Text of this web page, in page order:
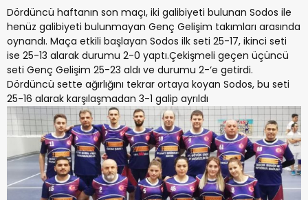
Dördüncü haftanın son maçı, iki galibiyeti bulunan Sodos ile
henüz galibiyeti bulunmayan Genç Gelişim takımları arasında
oynandı. Maça etkili başlayan Sodos ilk seti 25-17, ikinci seti
ise 25-13 alarak durumu 2-0 yaptı.Çekişmeli geçen üçüncü
seti Genç Gelişim 25-23 aldı ve durumu 2-‘e getirdi.
Dördüncü sette ağırlığını tekrar ortaya koyan Sodos, bu seti
25-16 alarak karşılaşmadan 3-1 galip ayrıldı